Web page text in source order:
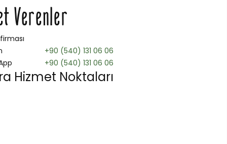
Verenler
+90 (540) 131 06 06
+90 (540) 131 06 06
Hizmet Noktaları